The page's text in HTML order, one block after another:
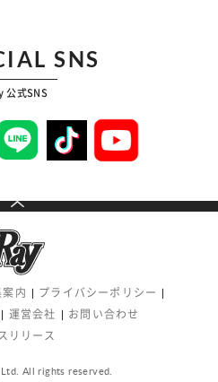
SNS
公式SNS
内
プライバシーポリシー
運営会社
お問い合わせ
リリース
All rights reserved.